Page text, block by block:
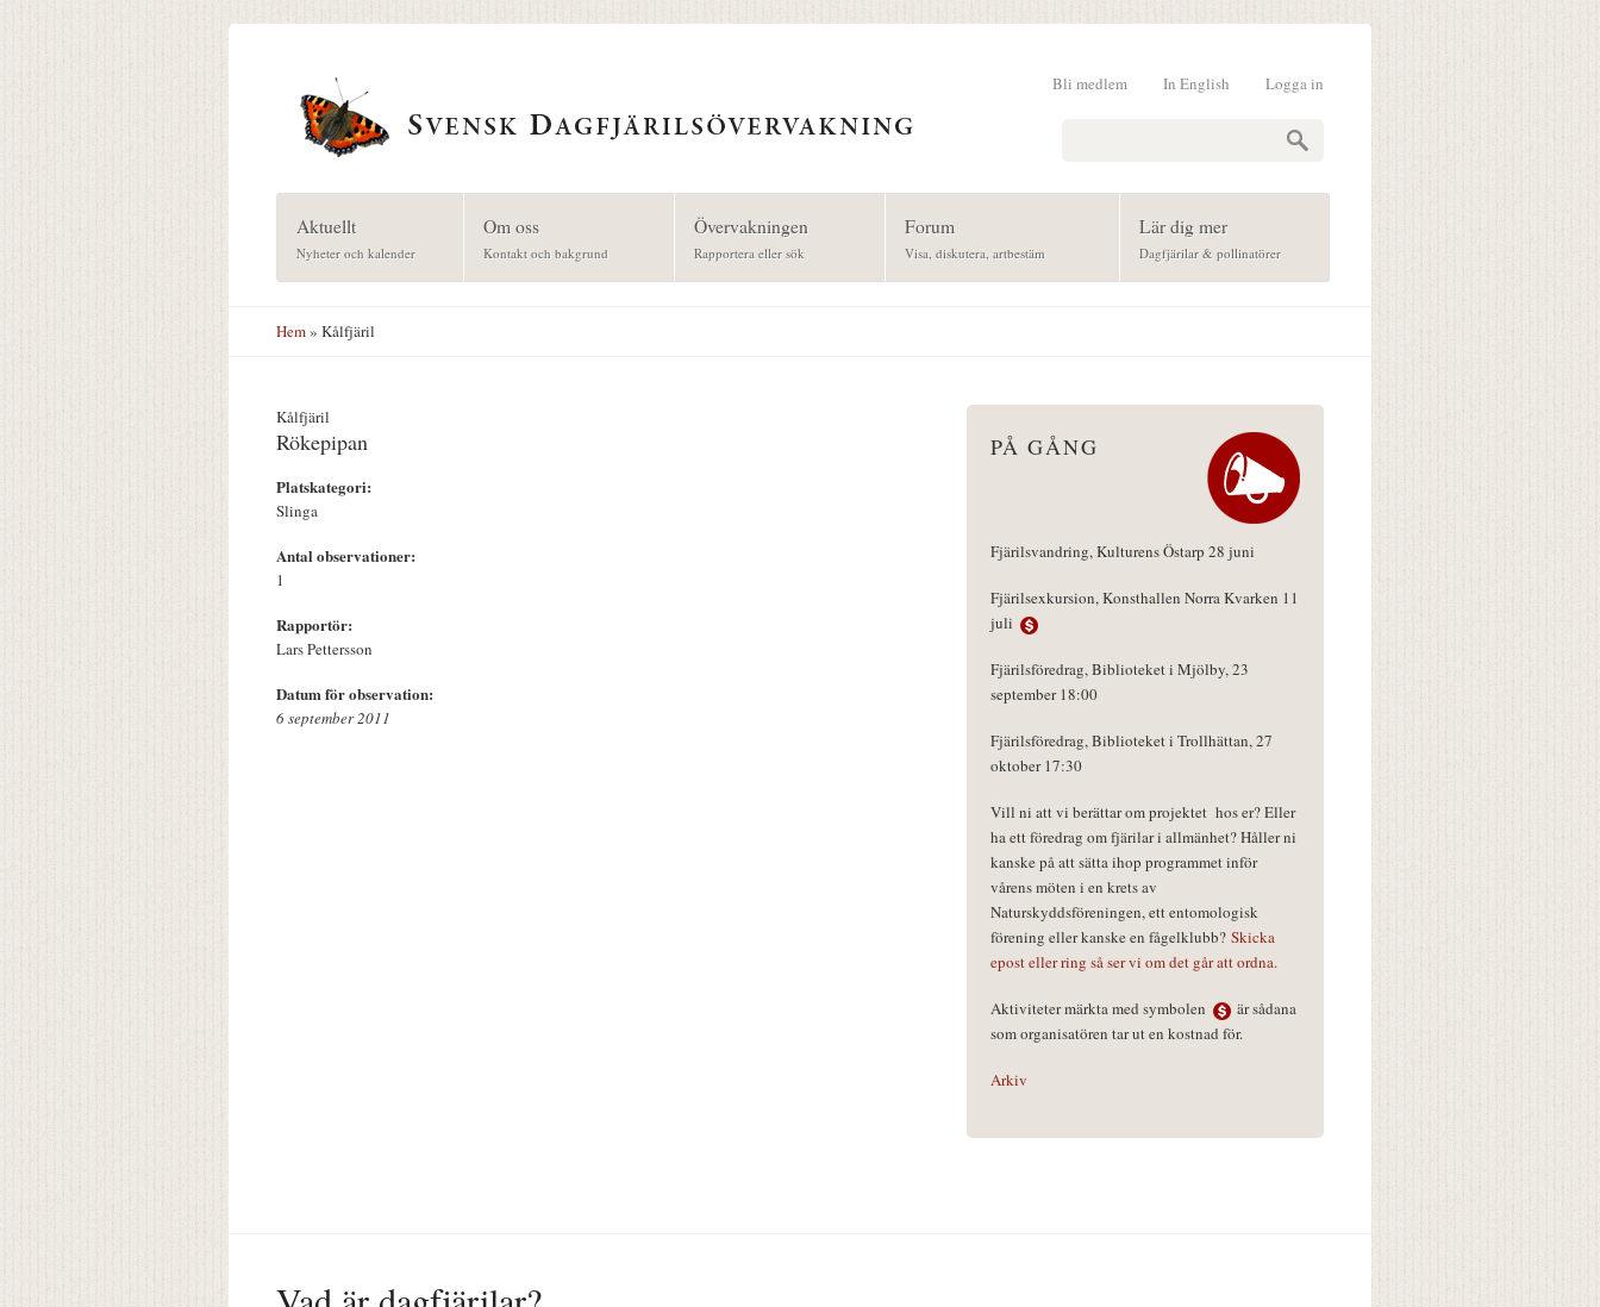
Logga in
In English
Bli medlem
Aktuellt
Nyheter och kalender
Om oss
Kontakt och bakgrund
Övervakningen
Rapportera eller sök
Forum
Visa, diskutera, artbestäm
Lär dig mer
Dagfjärilar & pollinatörer
Hem» Kålfjäril
Kålfjäril
Rökepipan
Platskategori:
Slinga
Antal observationer:
1
Rapportör:
Lars Pettersson
Datum för observation:
6 september 2011
PÅ GÅNG
Fjärilsvandring, Kulturens Östarp 28 juni
Fjärilsexkursion, Konsthallen Norra Kvarken 11
juli
Fjärilsföredrag, Biblioteket i Mjölby, 23
september 18:00
Fjärilsföredrag, Biblioteket i Trollhättan, 27
oktober 17:30
Vill ni att vi berättar om projektet hos er? Eller
ha ett föredrag om fjärilar i allmänhet? Håller ni
kanske på att sätta ihop programmet inför
vårens möten i en krets av
Naturskyddsföreningen, ett entomologisk
förening eller kanske en fågelklubb? Skicka
epost eller ring så ser vi om det går att ordna.
Aktiviteter märkta med symbolen
är sådana
som organisatören tar ut en kostnad för.
Arkiv